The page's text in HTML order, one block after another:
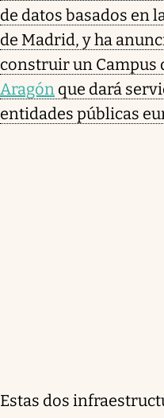
de datos basados en
de Madrid, y ha
construir un Campus
Aragón que dará
entidades públicas
Estas dos